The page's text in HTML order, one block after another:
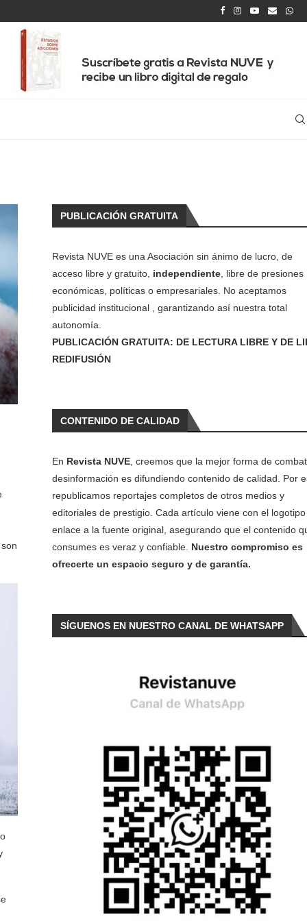
PUBLICACIÓN GRATUITA
Revista NUVE es una Asociación sin ánimo de lucro, de
acceso libre y gratuito, independiente, libre de presiones
económicas, políticas o empresariales. No aceptamos
publicidad institucional , garantizando así nuestra total
autonomía.
PUBLICACIÓN GRATUITA: DE LECTURA LIBRE Y DE
REDIFUSIÓN
CONTENIDO DE CALIDAD
En Revista NUVE, creemos que la mejor forma de
desinformación es difundiendo contenido de calidad. Por
republicamos reportajes completos de otros medios y
editoriales de prestigio. Cada artículo viene con el
enlace a la fuente original, asegurando que el contenido
consumes es veraz y confiable. Nuestro compromiso es
ofrecerte un espacio seguro y de garantía.
SÍGUENOS EN NUESTRO CANAL DE WHATSAPP